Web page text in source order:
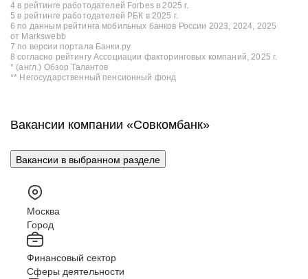
4 в рейтинге работодателей Forbes в 2025 г.
5 в рейтинге работодателей РБК в 2025 г.
6 по данным рейтинга мобильных банков России 2023, 2024, 2025
от Markswebb
7 по версии портала Банки.ру
8 согласно рейтингу Ассоциации факторинговых компаний, 2025 г.
* (англ.) Обзор Талантов
** Негосударственный пенсионный фонд
Вакансии компании «Совкомбанк»
Вакансии в выбранном разделе
Москва
Город
Финансовый сектор
Сферы деятельности